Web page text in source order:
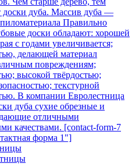
доски дуба. Массив дуба —
Правильно
доски обладают: хорошей
с годами увеличивается;
делающей материал
повреждениям;
высокой твёрдостью;
текстурной
В компании Евролестница
дуба сухие обрезные и
отличными
качествами. [contact-form-7
форма 1"]